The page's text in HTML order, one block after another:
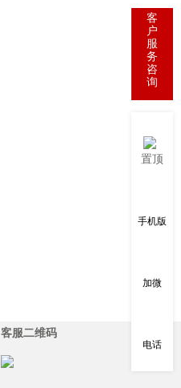
客服二维码
客
户
服
务
咨
询
置顶
手机版
加微
电话